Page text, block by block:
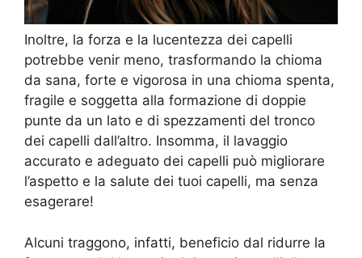
Inoltre, la forza e la lucentezza dei capelli
potrebbe venir meno, trasformando la chioma
da sana, forte e vigorosa in una chioma spenta,
fragile e soggetta alla formazione di doppie
punte da un lato e di spezzamenti del tronco
dei capelli dall’altro. Insomma, il lavaggio
accurato e adeguato dei capelli può migliorare
l’aspetto e la salute dei tuoi capelli, ma senza
esagerare!
Alcuni traggono, infatti, beneficio dal ridurre la